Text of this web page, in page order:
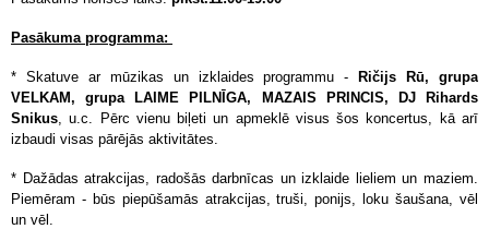
Pasākuma programma:
* Skatuve ar mūzikas un izklaides programmu -
Ričijs Rū, grupa
VELKAM, grupa LAIME PILNĪGA, MAZAIS PRINCIS, DJ Rihards
Snikus, u.c. Pērc vienu biļeti un apmeklē visus šos koncertus, kā arī
izbaudi visas pārējās aktivitātes.
* Dažādas atrakcijas, radošās darbnīcas un izklaide lieliem un maziem.
Piemēram - būs piepūšamās atrakcijas, truši, ponijs, loku šaušana, vēl
un vēl.